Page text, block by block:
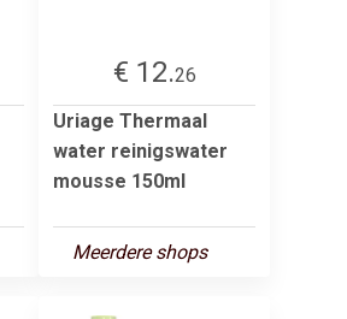
€ 12.26
Uriage Thermaal
water reinigswater
mousse 150ml
Meerdere shops